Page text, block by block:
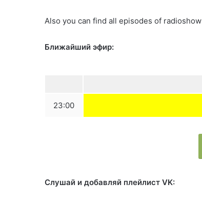
Also you can find all episodes of radioshow
Ближайший эфир:
23:00
Слушай и добавляй плейлист VK: